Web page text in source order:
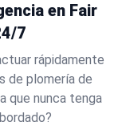
en Fair
7
rápidamente
de plomería de
que nunca tenga